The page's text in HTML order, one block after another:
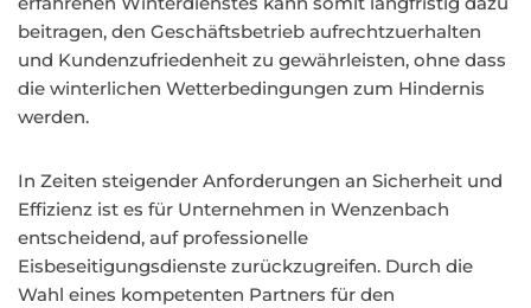
beitragen, den Geschäftsbetrieb aufrechtzuerhalten
und Kundenzufriedenheit zu gewährleisten, ohne dass
die winterlichen Wetterbedingungen zum Hindernis
werden.
In Zeiten steigender Anforderungen an Sicherheit und
Effizienz ist es für Unternehmen in Wenzenbach
entscheidend, auf professionelle
Eisbeseitigungsdienste zurückzugreifen. Durch die
Wahl eines kompetenten Partners für den